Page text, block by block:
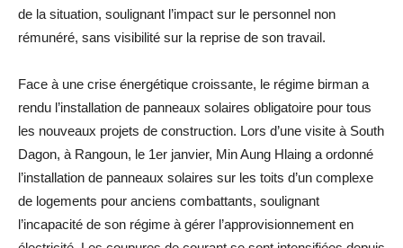
de la situation, soulignant l’impact sur le personnel non
rémunéré, sans visibilité sur la reprise de son travail.
Face à une crise énergétique croissante, le régime birman a
rendu l’installation de panneaux solaires obligatoire pour tous
les nouveaux projets de construction. Lors d’une visite à South
Dagon, à Rangoun, le 1er janvier, Min Aung Hlaing a ordonné
l’installation de panneaux solaires sur les toits d’un complexe
de logements pour anciens combattants, soulignant
l’incapacité de son régime à gérer l’approvisionnement en